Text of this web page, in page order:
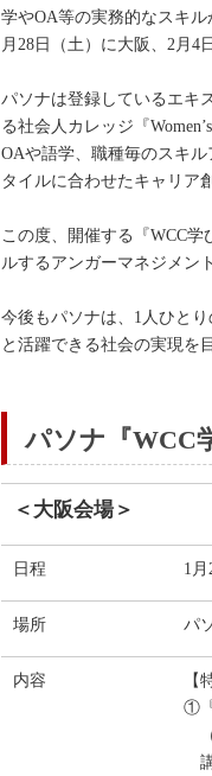
学やOA等の実務的なスキ
月28日（土）に大阪、2月4
パソナは登録しているエキ
る社会人カレッジ『
OAや語学、職種毎のスキ
タイルに合わせたキャリア
この度、開催する『WCC
ルするアンガーマネジメン
今後もパソナは、1人ひと
と活躍できる社会の実現を
パソナ『WCC
＜大阪会場＞
日程 1月
場所 パ
内容
【
①
（